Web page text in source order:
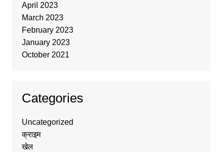
April 2023
March 2023
February 2023
January 2023
October 2021
Categories
Uncategorized
क्राइम
खेल